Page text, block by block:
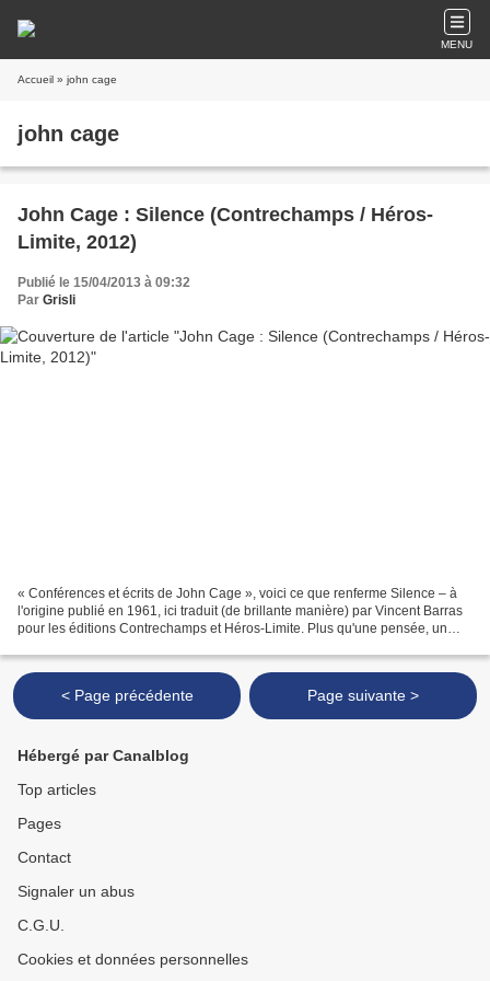
MENU
Accueil » john cage
john cage
John Cage : Silence (Contrechamps / Héros-
Limite, 2012)
Publié le 15/04/2013 à 09:32
Par Grisli
« Conférences et écrits de John Cage », voici ce que renferme Silence – à
l'origine publié en 1961, ici traduit (de brillante manière) par Vincent Barras
pour les éditions Contrechamps et Héros-Limite. Plus qu'une pensée, un
< Page précédente Page suivante >
Hébergé par Canalblog
Top articles
Pages
Contact
Signaler un abus
C.G.U.
Cookies et données personnelles